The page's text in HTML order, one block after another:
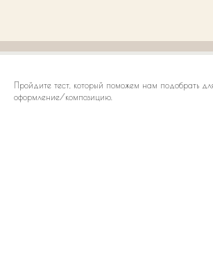
Пройдите тест, который поможем нам подобрать
оформление/композицию.